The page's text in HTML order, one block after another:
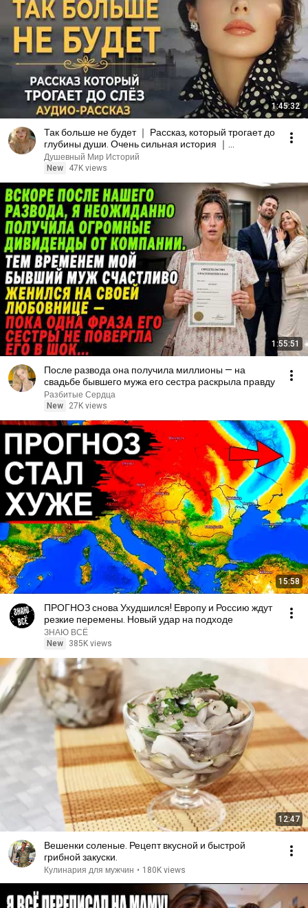
1:45:32
Так больше не будет ｜ Рассказ, который трогает до
глубины души. Очень сильная история ｜
Аудиорассказ
Душевный Мир Историй
New
47K views
1:55:51
После развода она получила миллионы — на
свадьбе бывшего мужа его сестра раскрыла правду
Разбитые Сердца
New
27K views
15:58
ПРОГНОЗ снова Ухудшился! Европу и Россию ждут
резкие перемены. Новый удар на подходе
ЗНАЮ ВСЁ
New
385K views
12:47
Вешенки соленые. Рецепт вкусной и быстрой
грибной закуски.
Кулинария для мужчин • 180K views